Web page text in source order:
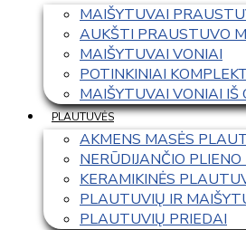
MAIŠYTUVAI
AUKŠTI PRAUSTUVO
MAIŠYTUVAI VONIAI
POTINKINIAI
MAIŠYTUVAI VONIAI IŠ
PLAUTUVĖS
AKMENS MASĖS
NERŪDIJANČIO
KERAMIKINĖS
PLAUTUVIŲ IR
PLAUTUVIŲ PRIEDAI